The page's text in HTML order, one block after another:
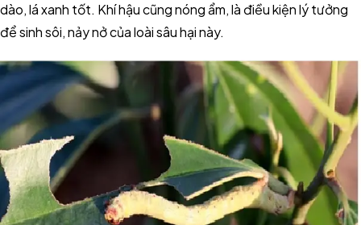
dào, lá xanh tốt. Khí hậu cũng nóng ẩm, là điều kiện lý tưởng
để sinh sôi, nảy nở của loài sâu hại này.